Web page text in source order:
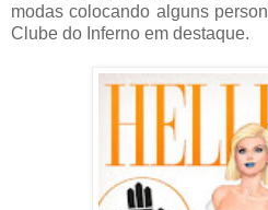
modas colocando alguns
Clube do Inferno em destaque.